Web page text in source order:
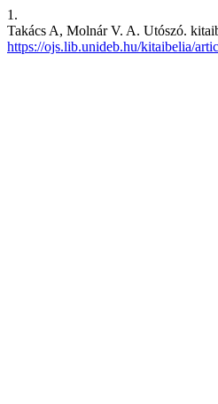
1.
Takács A, Molnár V. A. Utószó.
https://ojs.lib.unideb.hu/kitaibelia/